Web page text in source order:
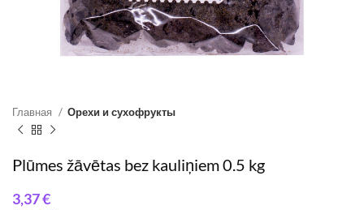
Главная Орехи и сухофрукты
Plūmes žāvētas bez kauliņiem 0.5 kg
€